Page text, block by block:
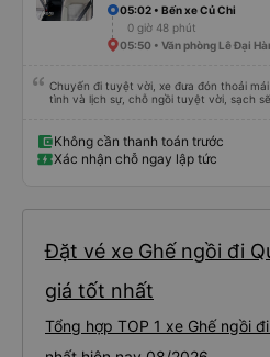
05:02 • Bến xe Củ Chi
0 giờ 48 phút
05:50 • Văn phòng Lê Đại
Chuyến đi tuyệt vời, xe đưa đón thoải
tình và lịch sự, chỗ ngồi tuyệt vời, sạch
Không cần thanh toán trước
Xác nhận chỗ ngay lập tức
Đặt vé xe Ghế ngồi đi
giá tốt nhất
Tổng hợp TOP 1 xe Ghế ngồi